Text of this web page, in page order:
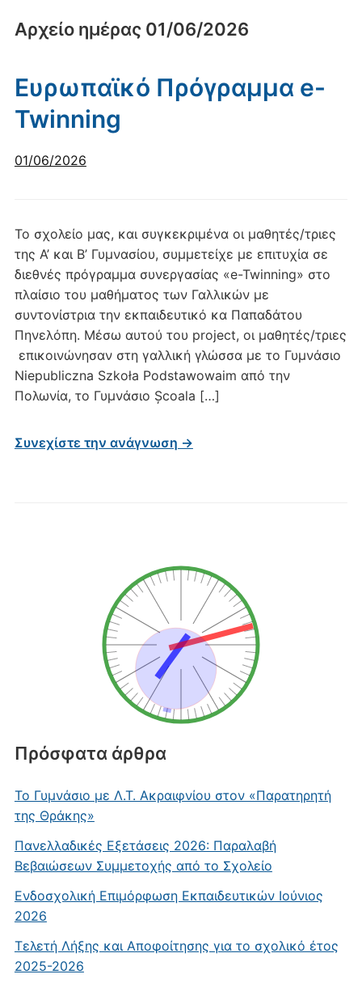
Αρχείο ημέρας 01/06/2026
Πρόσφατα άρθρα
Το Γυμνάσιο με Λ.Τ. Ακραιφνίου στον «Παρατηρητή
της Θράκης»
Πανελλαδικές Εξετάσεις 2026: Παραλαβή
Βεβαιώσεων Συμμετοχής από το Σχολείο
Ενδοσχολική Επιμόρφωση Εκπαιδευτικών Ιούνιος
2026
Τελετή Λήξης και Αποφοίτησης για το σχολικό έτος
2025-2026
Ευρωπαϊκό Πρόγραμμα e-
Twinning
01/06/2026
Το σχολείο μας, και συγκεκριμένα οι μαθητές/τριες
της Α’ και Β’ Γυμνασίου, συμμετείχε με επιτυχία σε
διεθνές πρόγραμμα συνεργασίας «e-Twinning» στο
πλαίσιο του μαθήματος των Γαλλικών με
συντονίστρια την εκπαιδευτικό κα Παπαδάτου
Πηνελόπη. Μέσω αυτού του project, οι μαθητές/τριες
επικοινώνησαν στη γαλλική γλώσσα με το Γυμνάσιο
Niepubliczna Szkoła Podstawowaim από την
Πολωνία, το Γυμνάσιο Școala […]
Συνεχίστε την ανάγνωση →